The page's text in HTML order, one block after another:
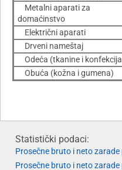
Metalni aparati za
domaćinstvo
Električni aparati
Drveni nameštaj
Odeća (tkanine i
Obuća (kožna i gumena)
Statistički podaci:
Prosečne bruto i neto
Prosečne bruto i neto